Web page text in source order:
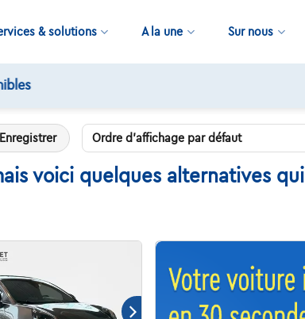
& solutions A la une Sur nous
Enregistrer
voici quelques alternatives qui